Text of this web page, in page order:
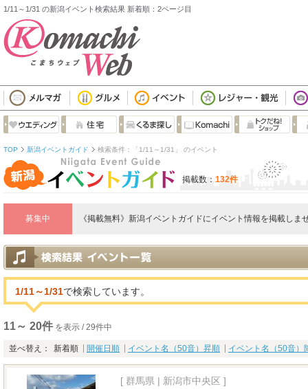
1/11～1/31 の新潟イベント検索結果 新着順：2ページ目
TOP 新潟イベントガイド 検索条件：「1/11～1/31」 のイベント
掲載数： 132件
募集中 《掲載無料》新潟イベントガイドにイベント情報を掲載しま
1/11～1/31で検索しています。
11～ 20件 を表示 / 29件中
並べ替え： 新着順 開催日順 イベント名（50音）昇順 イベント名（50音）
[ 群馬県 | 新潟市中央区 ]